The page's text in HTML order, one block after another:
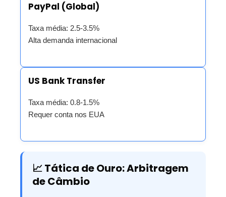
PayPal (Global)
Taxa média: 2.5-3.5%
Alta demanda internacional
US Bank Transfer
Taxa média: 0.8-1.5%
Requer conta nos EUA
📈 Tática de Ouro: Arbitragem
de Câmbio